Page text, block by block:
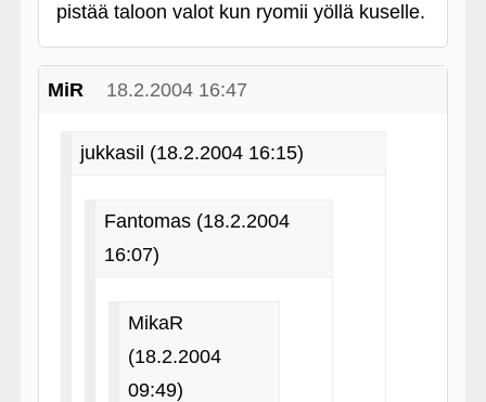
pistää taloon valot kun ryomii yöllä kuselle.
MiR 18.2.2004 16:47
jukkasil (18.2.2004 16:15)
Fantomas (18.2.2004
16:07)
MikaR
(18.2.2004
09:49)